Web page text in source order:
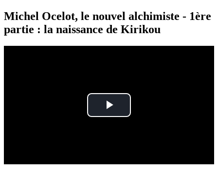
Michel Ocelot, le nouvel alchimiste - 1ère
partie : la naissance de Kirikou
Play